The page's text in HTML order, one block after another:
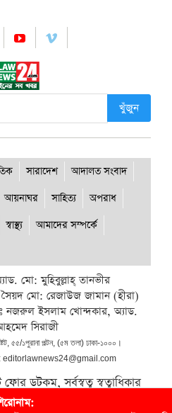
খুঁজুন
সারাদেশ
আদালত সংবাদ
আয়নাঘর সাহিত্য
অপরাধ
স্বাস্থ্য
আমাদের সম্পর্কে
মো: মুহিবুল্লাহ্ তানভীর
মো: রেজাউজ জামান (হীরা)
নজরুল ইসলাম খোন্দকার, অ্যাড.
সিরাজী
৫৫/১পুরানা পল্টন, (৫ম তলা) ঢাকা-১০০০।
editorlawnews24@gmail.com
ডটকম, সর্বস্বত্ব স্বত্বাধিকার